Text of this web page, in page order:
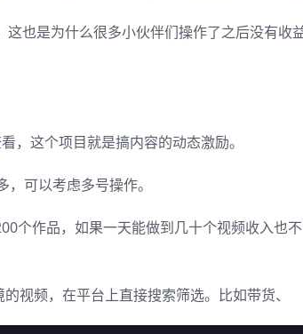
也是为什么很多小伙伴们操作了之后没有收
，这个项目就是搞内容的动态激励。
可以考虑多号操作。
个作品，如果一天能做到几十个视频收入也
视频，在平台上直接搜索筛选。比如带货、